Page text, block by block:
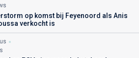
op komst bij Feyenoord als Anis
verkocht is